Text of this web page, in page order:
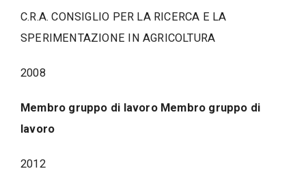
C.R.A. CONSIGLIO PER LA RICERCA E LA
SPERIMENTAZIONE IN AGRICOLTURA
2008
Membro gruppo di lavoro Membro gruppo di
lavoro
2012